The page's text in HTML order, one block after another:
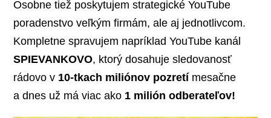
Osobne tiež poskytujem strategické YouTube
poradenstvo veľkým firmám, ale aj jednotlivcom.
Kompletne spravujem napríklad YouTube kanál
SPIEVANKOVO, ktorý dosahuje sledovanosť
rádovo v 10-tkach miliónov pozretí mesačne
a dnes už má viac ako 1 milión odberateľov!